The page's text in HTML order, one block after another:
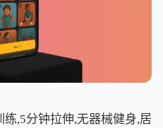
练,5分钟拉伸,无器械健身,居